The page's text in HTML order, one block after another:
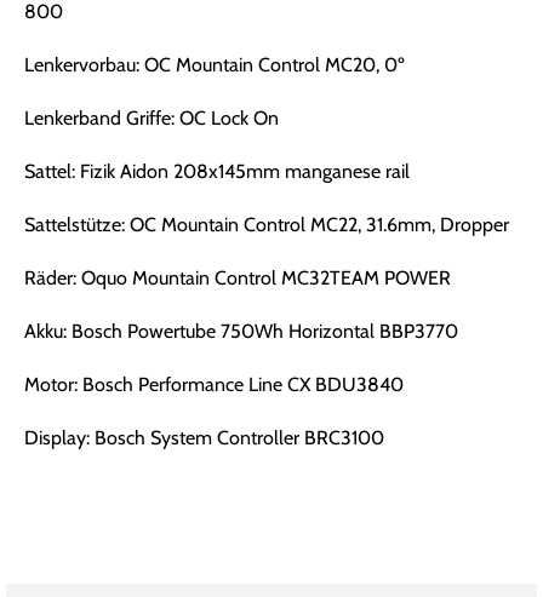
800
Lenkervorbau: OC Mountain Control MC20, 0º
Lenkerband Griffe: OC Lock On
Sattel: Fizik Aidon 208x145mm manganese rail
Sattelstütze: OC Mountain Control MC22, 31.6mm, Dropper
Räder: Oquo Mountain Control MC32TEAM POWER
Akku: Bosch Powertube 750Wh Horizontal BBP3770
Motor: Bosch Performance Line CX BDU3840
Display: Bosch System Controller BRC3100